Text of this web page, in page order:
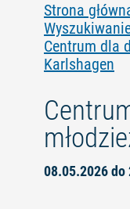
Strona
Centrum dla
Karlshagen
08.05.2026 do